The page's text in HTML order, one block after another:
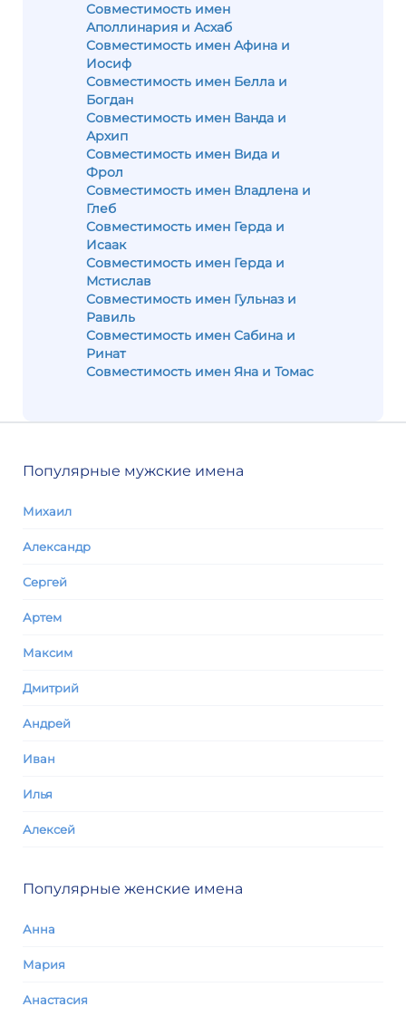
Совместимость имен
Аполлинария и Асхаб
Совместимость имен Афина и
Иосиф
Совместимость имен Белла и
Богдан
Совместимость имен Ванда и
Архип
Совместимость имен Вида и
Фрол
Совместимость имен Владлена и
Глеб
Совместимость имен Герда и
Исаак
Совместимость имен Герда и
Мстислав
Совместимость имен Гульназ и
Равиль
Совместимость имен Сабина и
Ринат
Совместимость имен Яна и Томас
Популярные мужские имена
Михаил
Александр
Сергей
Артем
Максим
Дмитрий
Андрей
Иван
Илья
Алексей
Популярные женские имена
Анна
Мария
Анастасия